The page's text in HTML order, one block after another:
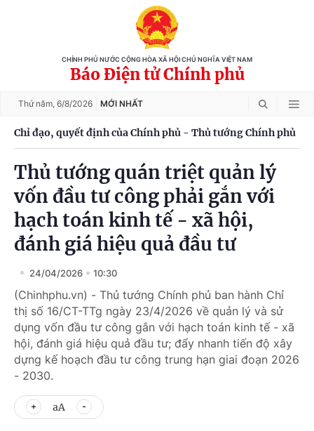
CHÍNH PHỦ NƯỚC CỘNG HÒA XÃ HỘI CHỦ NGHĨA VIỆT NAM
Báo Điện tử Chính phủ
Thứ năm, 6/8/2026 MỚI NHẤT
Chỉ đạo, quyết định của Chính phủ - Thủ tướng Chính phủ
Thủ tướng quán triệt quản lý
vốn đầu tư công phải gắn với
hạch toán kinh tế - xã hội,
đánh giá hiệu quả đầu tư
24/04/2026 10:30
(Chinhphu.vn) - Thủ tướng Chính phủ ban hành Chỉ
thị số 16/CT-TTg ngày 23/4/2026 về quản lý và sử
dụng vốn đầu tư công gắn với hạch toán kinh tế - xã
hội, đánh giá hiệu quả đầu tư; đẩy nhanh tiến độ xây
dựng kế hoạch đầu tư công trung hạn giai đoạn 2026
- 2030.
aA